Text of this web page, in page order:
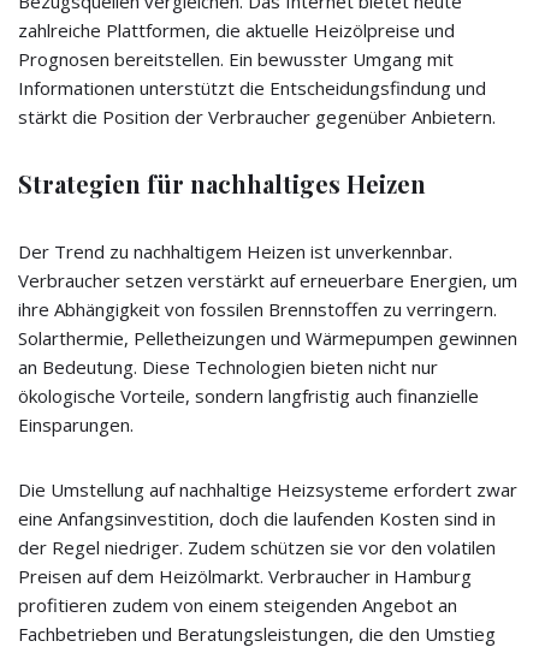
zahlreiche Plattformen, die aktuelle Heizölpreise und
Prognosen bereitstellen. Ein bewusster Umgang mit
Informationen unterstützt die Entscheidungsfindung und
stärkt die Position der Verbraucher gegenüber Anbietern.
Strategien für nachhaltiges Heizen
Der Trend zu nachhaltigem Heizen ist unverkennbar.
Verbraucher setzen verstärkt auf erneuerbare Energien, um
ihre Abhängigkeit von fossilen Brennstoffen zu verringern.
Solarthermie, Pelletheizungen und Wärmepumpen gewinnen
an Bedeutung. Diese Technologien bieten nicht nur
ökologische Vorteile, sondern langfristig auch finanzielle
Einsparungen.
Die Umstellung auf nachhaltige Heizsysteme erfordert zwar
eine Anfangsinvestition, doch die laufenden Kosten sind in
der Regel niedriger. Zudem schützen sie vor den volatilen
Preisen auf dem Heizölmarkt. Verbraucher in Hamburg
profitieren zudem von einem steigenden Angebot an
Fachbetrieben und Beratungsleistungen, die den Umstieg